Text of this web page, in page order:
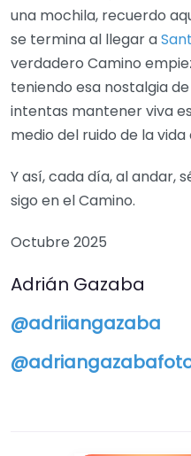
una mochila, recuerdo
se termina al llegar a
verdadero Camino
teniendo esa nostalgia
intentas mantener viva
medio del ruido de la vida
Y así, cada día, al andar,
sigo en el Camino.
Octubre 2025
Adrián Gazaba
@adriiangazaba